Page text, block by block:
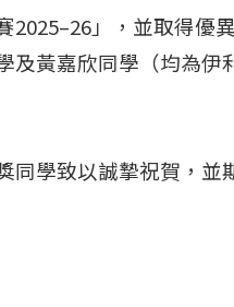
」，並取得優
黃嘉欣同學（均為伊
學致以誠摯祝賀，並